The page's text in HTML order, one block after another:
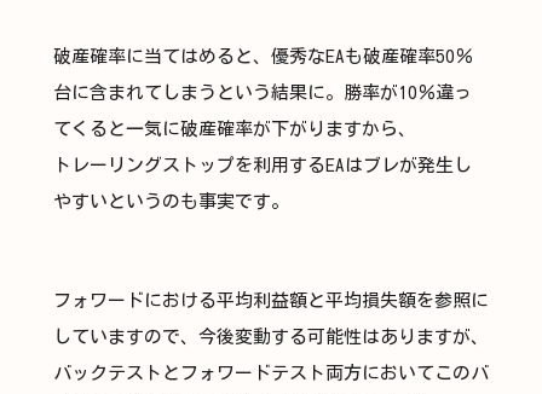
破産確率に当てはめると、優秀なEAも破産確率50％
台に含まれてしまうという結果に。勝率が10％違っ
てくると一気に破産確率が下がりますから、
トレーリングストップを利用するEAはブレが発生し
やすいというのも事実です。
フォワードにおける平均利益額と平均損失額を参照に
していますので、今後変動する可能性はありますが、
バックテストとフォワードテスト両方においてこのバ